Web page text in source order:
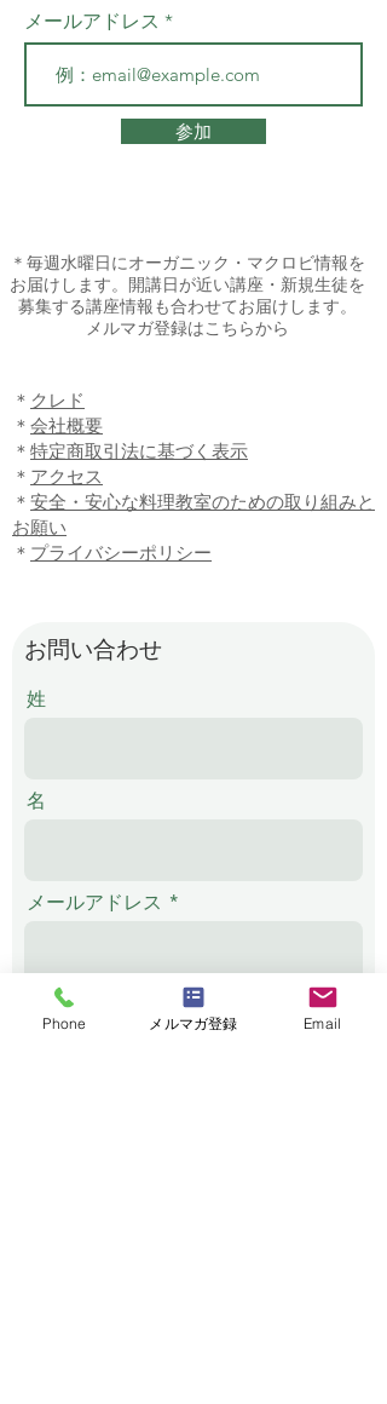
メールアドレス
参加
＊毎週水曜日にオーガニック・マクロビ情報を
お届けします。開講日が近い講座・新規生徒を
募集する講座情報も合わせてお届けします。
​メルマガ登録はこちらから
​＊ クレド
＊ 会社概要
​＊ 特定商取引法に基づく表示
​＊ アクセス
​＊ 安全・安心な料理教室のための取り組みと
お願い
​＊ プライバシーポリシー
お問い合わせ
姓
名
メールアドレス
電話番号
Phone メルマガ登録 Email